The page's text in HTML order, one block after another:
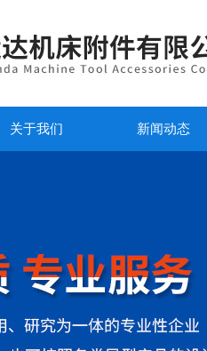
关于我们 新闻动态